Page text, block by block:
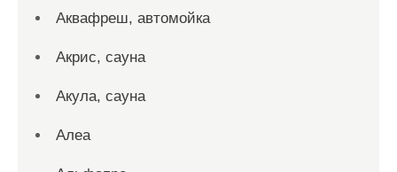
Аквафреш, автомойка
Акрис, сауна
Акула, сауна
Алеа